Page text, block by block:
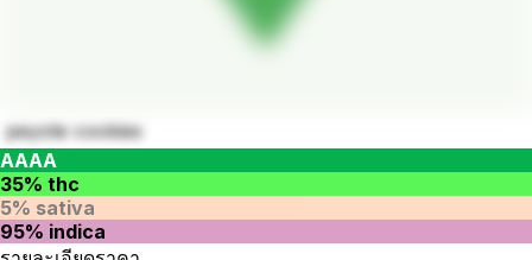
peyote cookies
AAAA
35% thc
5% sativa
95% indica